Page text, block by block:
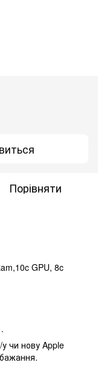
Порівняти
GPU, 8c
чи нову Apple